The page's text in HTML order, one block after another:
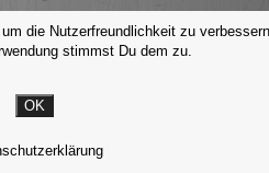
die Nutzerfreundlichkeit zu
stimmst Du dem zu.
OK